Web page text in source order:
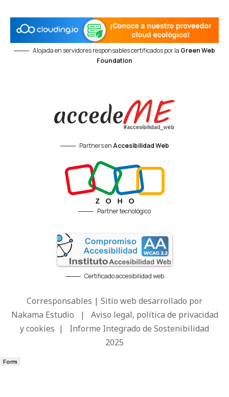
Alojada en servidores responsables certificados por la Green Web
Foundation
Partners enAccesibilidad Web
Partner tecnológico
Certificado accesibilidad web
Corresponsables | Sitio web desarrollado por
Nakama Estudio | Aviso legal, política de privacidad
y cookies | Informe Integrado de Sostenibilidad
2025
Form